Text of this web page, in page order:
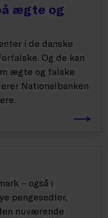
ægte og
i de danske
Og de kan
ægte og falske
Nationalbanken
– også i
pengesedler,
nuværende